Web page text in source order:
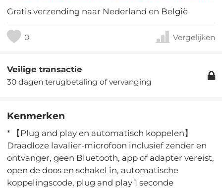
Gratis verzending naar Nederland en België
0 Vergelijken
Veilige transactie
30 dagen terugbetaling of vervanging
Kenmerken
* 【Plug and play en automatisch koppelen】
Draadloze lavalier-microfoon inclusief zender en
ontvanger, geen Bluetooth, app of adapter vereist,
open de doos en schakel in, automatische
koppelingscode, plug and play 1 seconde